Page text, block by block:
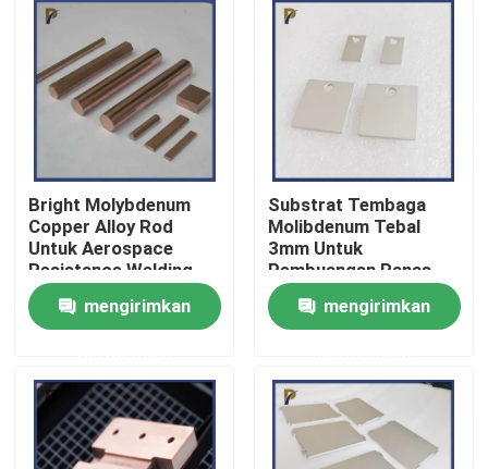
Pertunjukan VR
Tentang kami
Tur Pabrik
Kontrol kualitas
Hubungi Kami
Permintaan Penawaran
Paduan Tungsten Molibdenum
Bright Molybdenum
Copper Alloy Rod
Untuk Aerospace
Resistance Welding
Electrodes MoCu alloy
rod Molybdenum alloy
rod
mengirimkan
Substrat Tembaga
Molibdenum Tebal
3mm Untuk
Pembuangan Panas
Dan Sambungan
Listrik Di IGBT
mengirimkan